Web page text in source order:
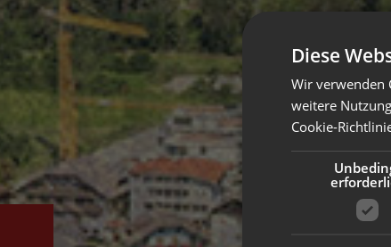
Diese
Wir verwenden
weitere
Cookie-